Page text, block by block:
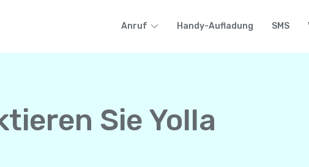
Anruf Handy-Aufladung SMS
Sie Yolla